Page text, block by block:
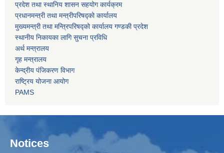
प्रदेश तथा स्थानिय शासन सहयोग कार्यक्रम
प्रधानमन्त्री तथा मन्त्रीपरिषद्को कार्यालय
मुख्यमन्त्री तथा मन्त्रिपरिषद्को कार्यालय गण्डकी प्रदेश
स्थानीय निकायका लागि सुचना प्रविधि
अर्थ मन्त्रालय
गृह मन्त्रालय
केन्द्रीय पंजिकरण विभाग
राष्ट्रिय योजना आयोग
PAMS
Notices